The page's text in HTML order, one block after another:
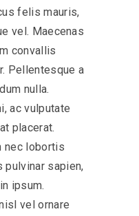
felis mauris,
vel. Maecenas
convallis
Pellentesque a
nulla.
ac vulputate
placerat.
nec lobortis
pulvinar sapien,
ipsum.
vel ornare